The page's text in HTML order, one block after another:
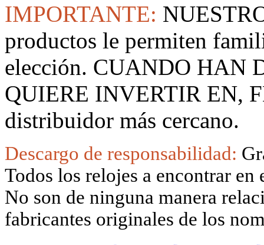
IMPORTANTE:
productos le permiten
elección. CUANDO HAN
QUIERE INVERTIR EN,
distribuidor más cercano.
Descargo de responsabilidad:
Todos los relojes a encontrar
No son de ninguna manera
fabricantes originales de los